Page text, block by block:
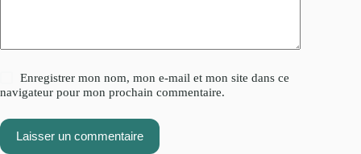
Enregistrer mon nom, mon e-mail et mon site dans ce
navigateur pour mon prochain commentaire.
Laisser un commentaire